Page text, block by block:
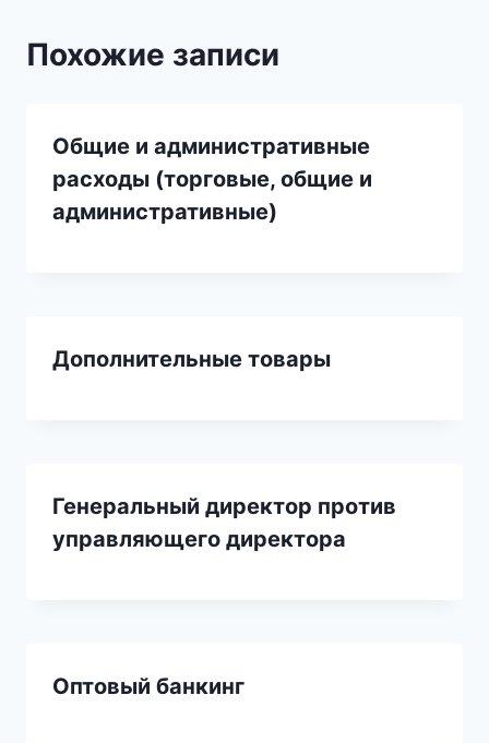
Похожие записи
Общие и административные
расходы (торговые, общие и
административные)
Дополнительные товары
Генеральный директор против
управляющего директора
Оптовый банкинг